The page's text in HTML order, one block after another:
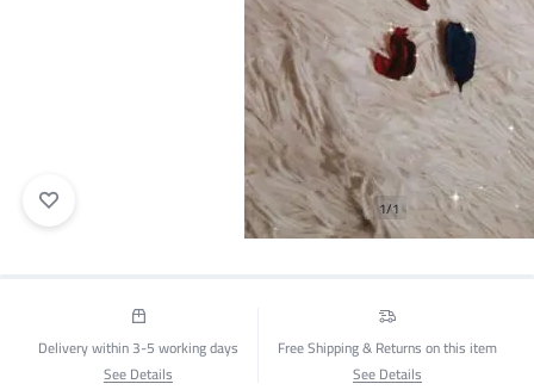
1/1
Free Shipping & Returns on this item
See Details
Delivery within 3-5 working days
See Details